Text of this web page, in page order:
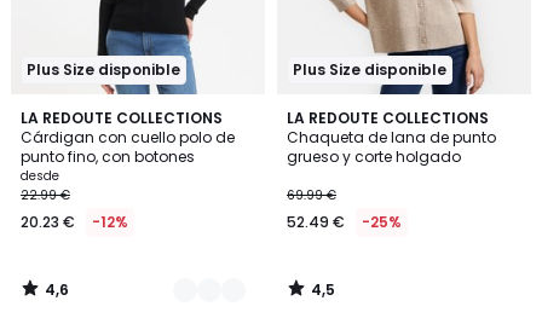
Plus Size disponible
LA REDOUTE COLLECTIONS
Cárdigan con cuello polo de
punto fino, con botones
desde
22.99 €
20.23 € -12%
4,6
/ 5
2
Colores
4,6
/
Plus Size disponible
LA REDOUTE COLLECTIONS
Chaqueta de lana de punto
grueso y corte holgado
69.99 €
52.49 € -25%
4,5
/ 5
4,5
/